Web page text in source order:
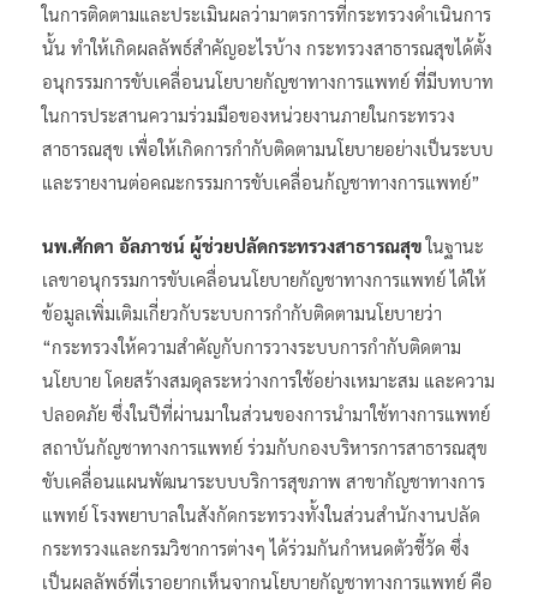
ในการติดตามและประเมินผลว่ามาตรการที่กระทรวงดำเนินการ
นั้น ทำให้เกิดผลลัพธ์สำคัญอะไรบ้าง กระทรวงสาธารณสุขได้ตั้ง
อนุกรรมการขับเคลื่อนนโยบายกัญชาทางการแพทย์ ที่มีบทบาท
ในการประสานความร่วมมือของหน่วยงานภายในกระทรวง
สาธารณสุข เพื่อให้เกิดการกำกับติดตามนโยบายอย่างเป็นระบบ
และรายงานต่อคณะกรรมการขับเคลื่อนก้ญชาทางการแพทย์”
นพ.ศักดา อัลภาชน์ ผู้ช่วยปลัดกระทรวงสาธารณสุขในฐานะ
เลขาอนุกรรมการขับเคลื่อนนโยบายกัญชาทางการแพทย์ ได้ให้
ข้อมูลเพิ่มเติมเกี่ยวกับระบบการกำกับติดตามนโยบายว่า
“กระทรวงให้ความสำคัญกับการวางระบบการกำกับติดตาม
นโยบาย โดยสร้างสมดุลระหว่างการใช้อย่างเหมาะสม และความ
ปลอดภัย ซึ่งในปีที่ผ่านมาในส่วนของการนำมาใช้ทางการแพทย์
สถาบันกัญชาทางการแพทย์ ร่วมกับกองบริหารการสาธารณสุข
ขับเคลื่อนแผนพัฒนาระบบบริการสุขภาพ สาขากัญชาทางการ
แพทย์ โรงพยาบาลในสังกัดกระทรวงทั้งในส่วนสำนักงานปลัด
กระทรวงและกรมวิชาการต่างๆ ได้ร่วมกันกำหนดตัวชี้วัด ซึ่ง
เป็นผลลัพธ์ที่เราอยากเห็นจากนโยบายกัญชาทางการแพทย์ คือ